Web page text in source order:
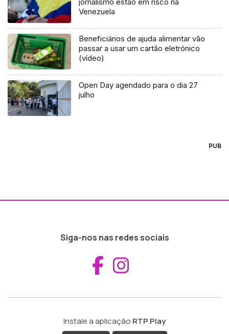
Venezuela
Beneficiários de ajuda alimentar vão
passar a usar um cartão eletrónico
(vídeo)
Open Day agendado para o dia 27
julho
PUB
Siga-nos nas redes sociais
Aceder ao
Instale a aplicação RTP Play